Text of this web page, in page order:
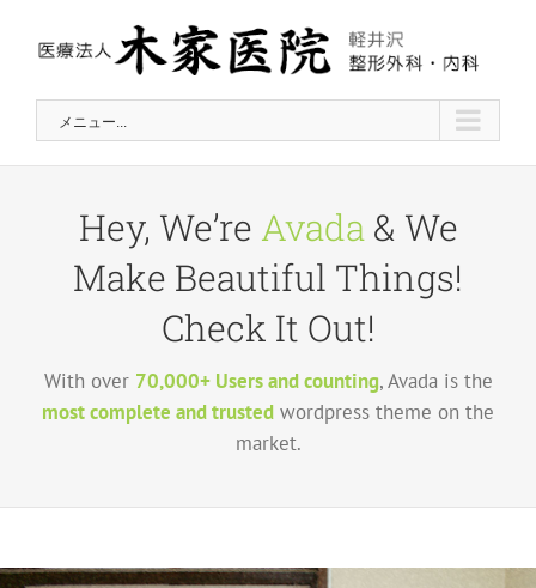
content
メニュー...
Hey, We’re Avada& We
Make Beautiful Things!
Check It Out!
With over 70,000+ Users and counting, Avada is the
most complete and trusted wordpress theme on the
market.